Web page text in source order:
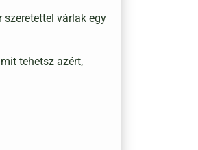
szeretettel várlak egy
tehetsz azért,